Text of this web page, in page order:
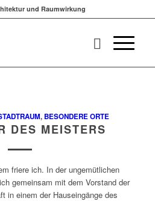
und Raumwirkung
, BESONDERE ORTE
DES MEISTERS
friere ich. In der ungemütlichen
gemeinsam mit dem Vorstand der
in einem der Hauseingänge des